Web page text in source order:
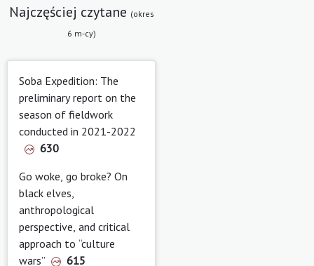
Najczęściej czytane (okres
6 m-cy)
Soba Expedition: The
preliminary report on the
season of fieldwork
conducted in 2021-2022
630
Go woke, go broke? On
black elves,
anthropological
perspective, and critical
approach to “culture
wars”
615